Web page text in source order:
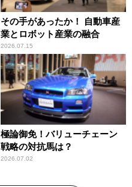
その手があったか！ 自動車産
業とロボット産業の融合
2026.07.15
極論御免！バリューチェーン
戦略の対抗馬は？
2026.07.02